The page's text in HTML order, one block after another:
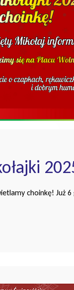
choinkę! Już